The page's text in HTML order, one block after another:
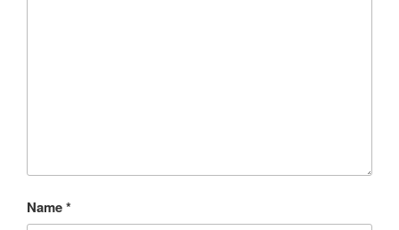
Name*